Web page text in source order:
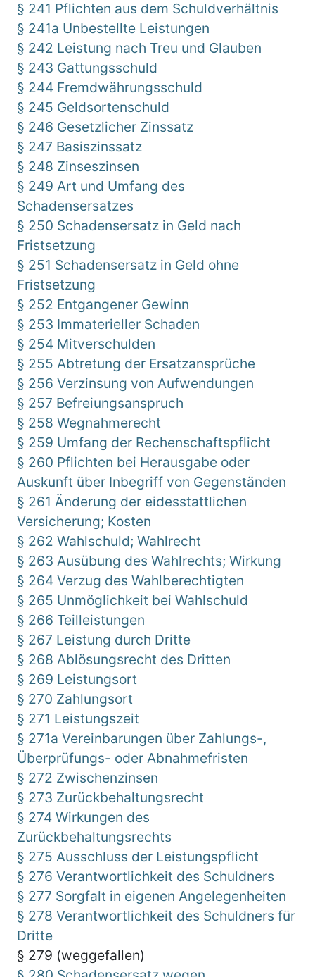
§ 241 Pflichten aus dem Schuldverhältnis
§ 241a Unbestellte Leistungen
§ 242 Leistung nach Treu und Glauben
§ 243 Gattungsschuld
§ 244 Fremdwährungsschuld
§ 245 Geldsortenschuld
§ 246 Gesetzlicher Zinssatz
§ 247 Basiszinssatz
§ 248 Zinseszinsen
§ 249 Art und Umfang des
Schadensersatzes
§ 250 Schadensersatz in Geld nach
Fristsetzung
§ 251 Schadensersatz in Geld ohne
Fristsetzung
§ 252 Entgangener Gewinn
§ 253 Immaterieller Schaden
§ 254 Mitverschulden
§ 255 Abtretung der Ersatzansprüche
§ 256 Verzinsung von Aufwendungen
§ 257 Befreiungsanspruch
§ 258 Wegnahmerecht
§ 259 Umfang der Rechenschaftspflicht
§ 260 Pflichten bei Herausgabe oder
Auskunft über Inbegriff von Gegenständen
§ 261 Änderung der eidesstattlichen
Versicherung; Kosten
§ 262 Wahlschuld; Wahlrecht
§ 263 Ausübung des Wahlrechts; Wirkung
§ 264 Verzug des Wahlberechtigten
§ 265 Unmöglichkeit bei Wahlschuld
§ 266 Teilleistungen
§ 267 Leistung durch Dritte
§ 268 Ablösungsrecht des Dritten
§ 269 Leistungsort
§ 270 Zahlungsort
§ 271 Leistungszeit
§ 271a Vereinbarungen über Zahlungs-,
Überprüfungs- oder Abnahmefristen
§ 272 Zwischenzinsen
§ 273 Zurückbehaltungsrecht
§ 274 Wirkungen des
Zurückbehaltungsrechts
§ 275 Ausschluss der Leistungspflicht
§ 276 Verantwortlichkeit des Schuldners
§ 277 Sorgfalt in eigenen Angelegenheiten
§ 278 Verantwortlichkeit des Schuldners für
Dritte
§ 279 (weggefallen)